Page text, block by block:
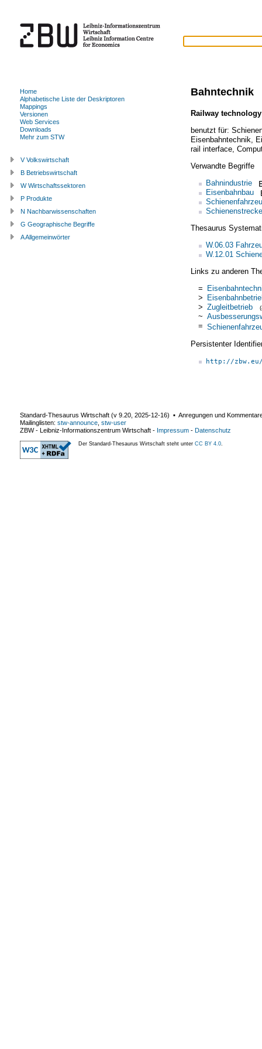
Bahntechnik
Railway technology
benutzt für:
Eisenbahntechnik
rail interface,
Verwandte Begriffe
Bahnindustrie
Eisenbahnbau
Schienenstrecke
Thesaurus
W.06.03
W.12.01
Links zu anderen
=
>
> Zugleitbetrieb
~
=
Persistenter
http://
Home
Alphabetische Liste der Deskriptoren
Mappings
Versionen
Web Services
Downloads
Mehr zum STW
V Volkswirtschaft
B Betriebswirtschaft
W Wirtschaftssektoren
P Produkte
N Nachbarwissenschaften
G Geographische Begriffe
A Allgemeinwörter
Standard-Thesaurus Wirtschaft (v 9.20 2025-12-16) ▪ Anregungen und
Mailinglisten: stw-announce stw-user
ZBW - Leibniz-Informationszentrum Wirtschaft - Impressum - Datenschutz
Der Standard-Thesaurus Wirtschaft steht unter CC BY 4.0